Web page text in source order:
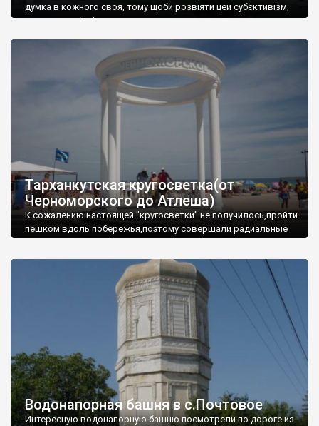
думка в кожного своя, тому щоби розвіяти цей субєктивізм,
запрошую відвідати це
Тарханкутская кругосветка(от
Черноморского до Атлеша)
К сожалению настоящей "кругосветки" не получилось,пройти
пешком вдоль побережья,поэтому совершали радиальные
Водонапорная башня в с.Почтовое
Интересную водонапорную башню посмотрели по дороге из